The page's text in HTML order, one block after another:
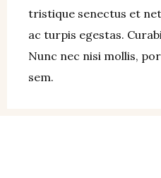
tristique senectus et
ac turpis egestas.
Nunc nec nisi mollis,
sem.